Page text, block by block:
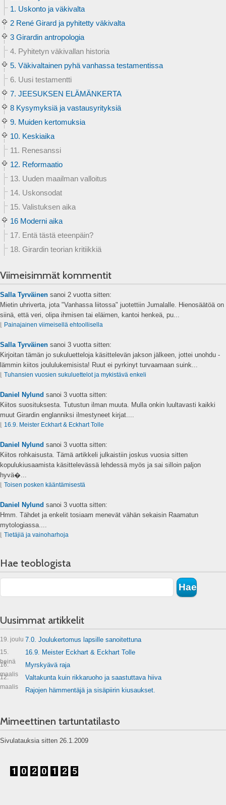
1. Uskonto ja väkivalta
2 René Girard ja pyhitetty väkivalta
3 Girardin antropologia
4. Pyhitetyn väkivallan historia
5. Väkivaltainen pyhä vanhassa testamentissa
6. Uusi testamentti
7. JEESUKSEN ELÄMÄNKERTA
8 Kysymyksiä ja vastausyrityksiä
9. Muiden kertomuksia
10. Keskiaika
11. Renesanssi
12. Reformaatio
13. Uuden maailman valloitus
14. Uskonsodat
15. Valistuksen aika
16 Moderni aika
17. Entä tästä eteenpäin?
18. Girardin teorian kritiikkiä
Viimeisimmät kommentit
Salla Tyrväinen sanoi 2 vuotta sitten:
Mietin uhriverta, jota "Vanhassa liitossa" juotettiin Jumalalle. Hienosäätöä on
siinä, että veri, olipa ihmisen tai eläimen, kantoi henkeä, pu...
⌊ Painajainen viimeisellä ehtoollisella
Salla Tyrväinen sanoi 3 vuotta sitten:
Kirjoitan tämän jo sukuluetteloja käsittelevän jakson jälkeen, jottei unohdu -
lämmin kiitos joululukemisista! Ruut ei pyrkinyt turvaamaan suink...
⌊ Tuhansien vuosien sukuluettelot ja mykistävä enkeli
Daniel Nylund sanoi 3 vuotta sitten:
Kiitos suosituksesta. Tutustun ilman muuta. Mulla onkin luultavasti kaikki
muut Girardin englanniksi ilmestyneet kirjat....
⌊ 16.9. Meister Eckhart & Eckhart Tolle
Daniel Nylund sanoi 3 vuotta sitten:
Kiitos rohkaisusta. Tämä artikkeli julkaistiin joskus vuosia sitten
kopulukiusaamista käsittelevässä lehdessä myös ja sai silloin paljon
hyvä�...
⌊ Toisen posken kääntämisestä
Daniel Nylund sanoi 3 vuotta sitten:
Hmm. Tähdet ja enkelit tosiaam menevät vähän sekaisin Raamatun
mytologiassa....
⌊ Tietäjiä ja vainoharhoja
Hae teoblogista
Uusimmat artikkelit
19. joulu 7.0. Joulukertomus lapsille sanoitettuna
15.
heinä
16.9. Meister Eckhart & Eckhart Tolle
16.
maalis
Myrskyävä raja
12.
maalis
Valtakunta kuin rikkaruoho ja saastuttava hiiva
Rajojen hämmentäjä ja sisäpiirin kiusaukset.
Mimeettinen tartuntatilasto
Sivulatauksia sitten 26.1.2009